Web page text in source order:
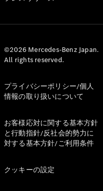
ショールー
ム
認定中古車
フェア・イ
ンペーン
ファイナン
©2026 Mercedes-Benz Japan.
All rights reserved.
プライバシーポリシー/個人
情報の取り扱いについて
お客様応対に関する基本方針
と行動指針/反社会的勢力に
対する基本方針/ご利用条件
クッキーの設定